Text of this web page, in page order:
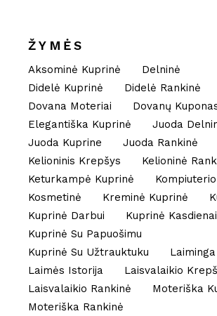
ŽYMĖS
Aksominė Kuprinė
Delninė
Didelė Kuprinė
Didelė Rankinė
Dovana Moteriai
Dovanų
Elegantiška Kuprinė
Juoda
Juoda Kuprine
Juoda Rankinė
Kelioninis Krepšys
Kelioninė
Keturkampė Kuprinė
Kosmetinė
Kreminė Kuprinė
Kuprinė Darbui
Kuprinė Kasdienai
Kuprinė Su Papuošimu
Kuprinė Su Užtrauktuku
Laimės Istorija
Laisvalaikio
Laisvalaikio Rankinė
Moteriška
Moteriška Rankinė